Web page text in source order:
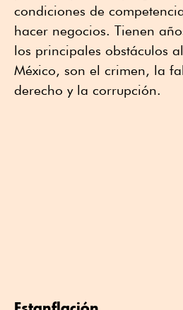
condiciones de
hacer negocios. Tienen
los principales obstáculos
México, son el crimen, la
derecho y la corrupción.